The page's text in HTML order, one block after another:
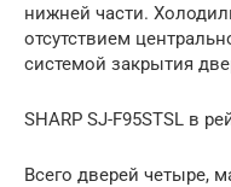
нижней части.
отсутствием
системой закрытия
SHARP SJ-F95STSL в
Всего дверей четыре,